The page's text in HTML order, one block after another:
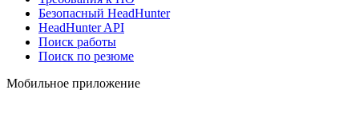
Безопасный HeadHunter
HeadHunter API
Поиск работы
Поиск по резюме
Мобильное приложение